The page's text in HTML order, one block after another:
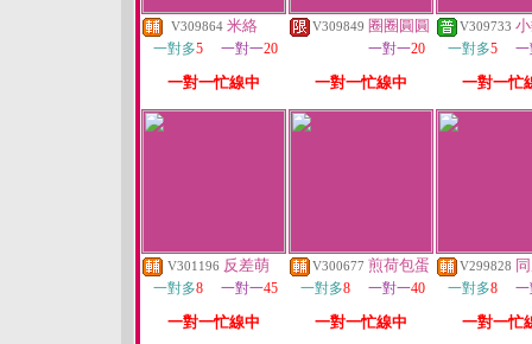
V309864 米絡
一對多5 一對一20
一對一忙線中
V309849 圈圈圓圓
一對一20
一對一忙線中
V309733
一對多5
一對一忙
V301196 反差萌
一對多8 一對一45
一對一忙線中
V300677 煎荷包蛋
一對多8 一對一40
一對一忙線中
V299828
一對多8
一對一忙